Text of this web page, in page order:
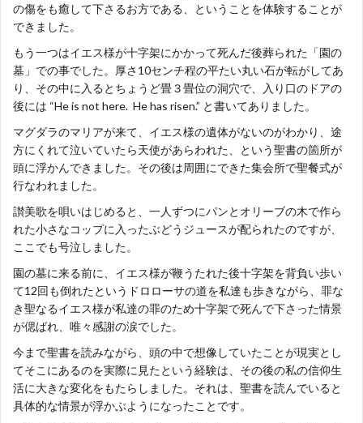
の傷をも癒して下さるお方である、ということを体験することが
できました。
もう一つはイエス様が十字架にかかって死んだ後葬られた「園の
墓」での事でした。厚さ10センチ程の平たい丸い石が転がしてあ
り、その中に入るとちょうど畳３畳位の洞穴で、入り口のドアの
後には “He is not here. He has risen.” と書いてありました。
マグダラのマリアが来て、イエス様の遺体がないのがわかり、途
方にくれて泣いていたら天使があらわれた、という聖書の箇所が
頭に浮かんできました。その後は周囲にできた集会所で聖餐式が
行なわれました。
讃美歌を唄いはじめると、一人ずつにパンとオリーブの木で作ら
れた小さなコップに入ったぶどうジュースが配られたのですが、
ここでも号泣しました。
園の墓に来る前に、イエス様が鞭うたれた後十字架を背負い歩い
て12回も倒れたというドロローサの道を私達も歩きながら、罪な
き聖なるイエス様が私達の罪のため十字架で死んで下さった情景
が偲ばれ、唯々感謝の涙でした。
今まで聖書を読みながら、頭の中で想像していたことが現実とし
てそこにあるのを実際に見たという経験は、その後の私の信仰生
活に大きな変化をもたらしました。それは、聖書を読んでいると
具体的な情景が浮かぶようになったことです。